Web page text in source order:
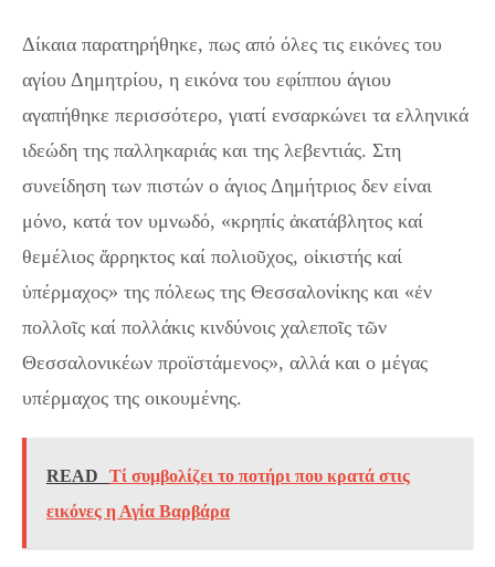
Δίκαια παρατηρήθηκε, πως από όλες τις εικόνες του
αγίου Δημητρίου, η εικόνα του εφίππου άγιου
αγαπήθηκε περισσότερο, γιατί ενσαρκώνει τα ελληνικά
ιδεώδη της παλληκαριάς και της λεβεντιάς. Στη
συνείδηση των πιστών ο άγιος Δημήτριος δεν είναι
μόνο, κατά τον υμνωδό, «κρηπίς ἀκατάβλητος καί
θεμέλιος ἄρρηκτος καί πολιοῦχος, οἰκιστής καί
ὑπέρμαχος» της πόλεως της Θεσσαλονίκης και «ἐν
πολλοῖς καί πολλάκις κινδύνοις χαλεποῖς τῶν
Θεσσαλονικέων προϊστάμενος», αλλά και ο μέγας
υπέρμαχος της οικουμένης.
READ
Τί συμβολίζει το ποτήρι που κρατά στις
εικόνες η Αγία Βαρβάρα